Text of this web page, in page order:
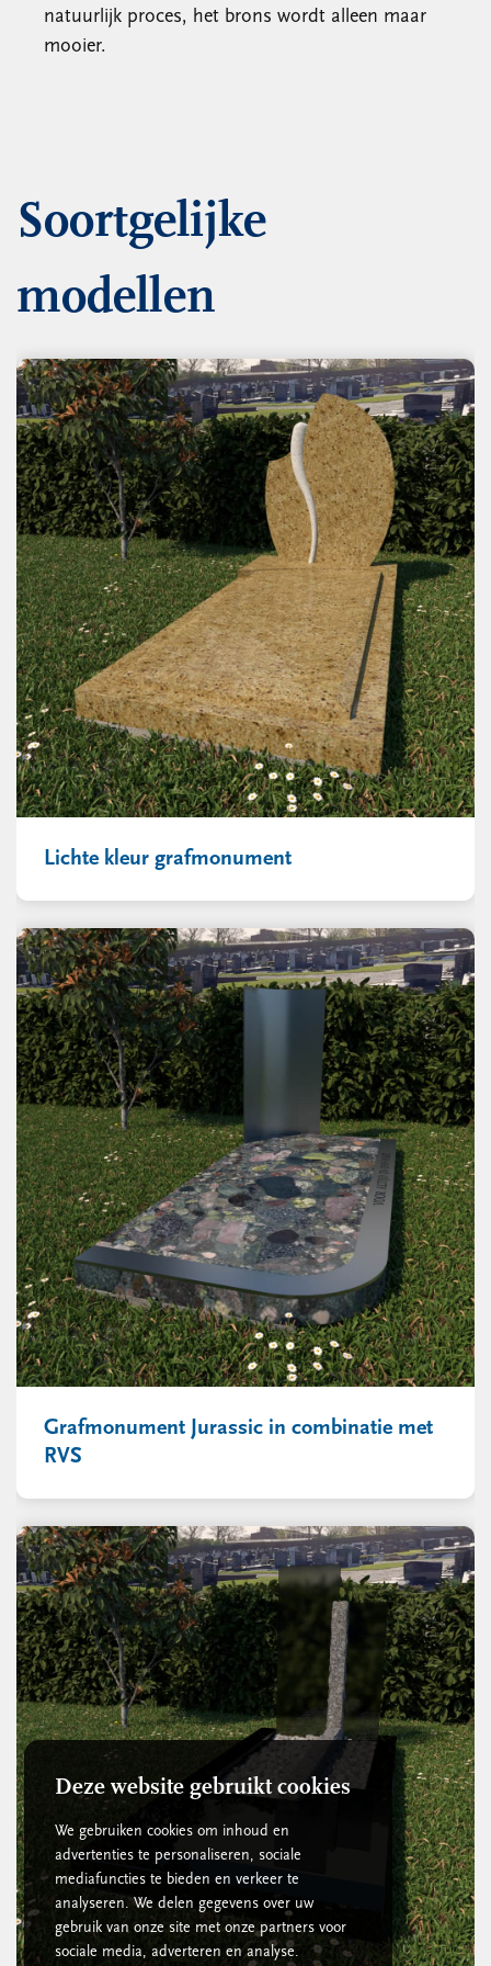
natuurlijk proces, het brons wordt alleen maar
mooier.
Soortgelijke
modellen
Lichte kleur grafmonument
Grafmonument Jurassic in combinatie met
RVS
Deze website gebruikt cookies
We gebruiken cookies om inhoud en
advertenties te personaliseren, sociale
mediafuncties te bieden en verkeer te
analyseren. We delen gegevens over uw
gebruik van onze site met onze partners voor
sociale media, adverteren en analyse.